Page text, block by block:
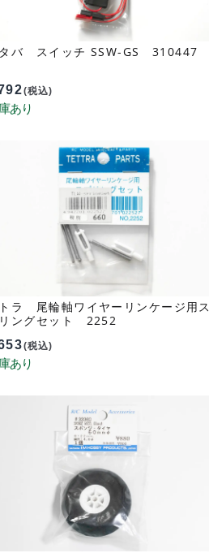
バ スイッチ SSW-GS 310447
(税込)
ラ 尾輪軸ワイヤーリンケージ用ス
ングセット 2252
(税込)